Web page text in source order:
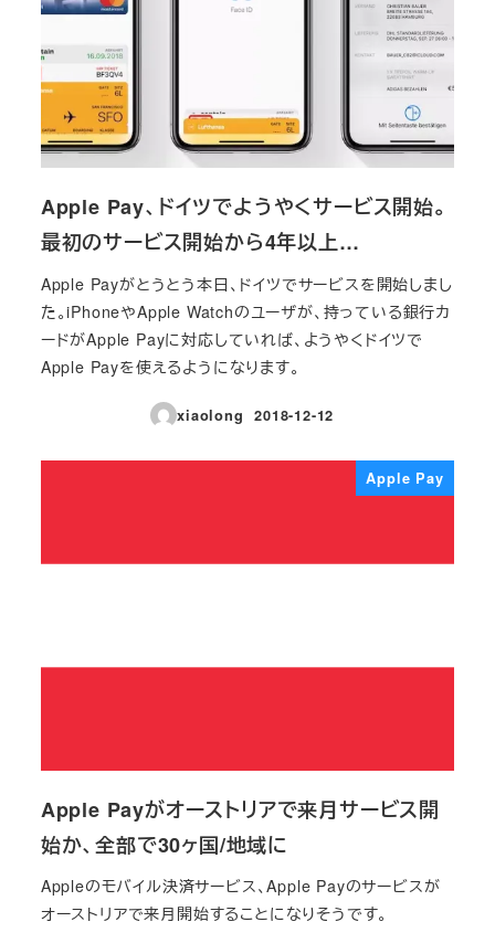
Apple Pay、ドイツでようやくサービス開始。
最初のサービス開始から4年以上…
Apple Payがとうとう本日、ドイツでサービスを開始しまし
た。iPhoneやApple Watchのユーザが、持っている銀行カ
ードがApple Payに対応していれば、ようやくドイツで
Apple Payを使えるようになります。
xiaolong
投稿日
2018-12-12
Apple Pay
Apple Payがオーストリアで来月サービス開
始か、全部で30ヶ国/地域に
Appleのモバイル決済サービス、Apple Payのサービスが
オーストリアで来月開始することになりそうです。